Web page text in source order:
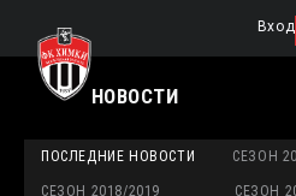
Вход
НОВОСТИ
ПОСЛЕДНИЕ НОВОСТИ СЕЗОН
СЕЗОН 2018/2019 СЕЗОН